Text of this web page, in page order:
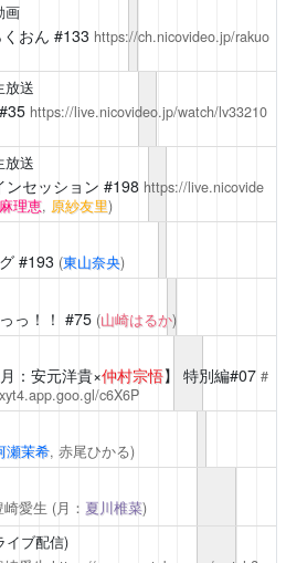
画
おん #133 https://ch.nicovideo.jp/rakuo
放送
#35 https://live.nicovideo.jp/watch/lv33210
放送
ンセッション #198 https://live.nicovide
理恵, 原紗友里)
#193 (東山奈央)
っ！！ #75 (山崎はるか)
：安元洋貴×仲村宗悟】 特別編#07 #
c6X6P
瀬茉希, 赤尾ひかる)
愛生 (月： 夏川椎菜)
イブ配信)